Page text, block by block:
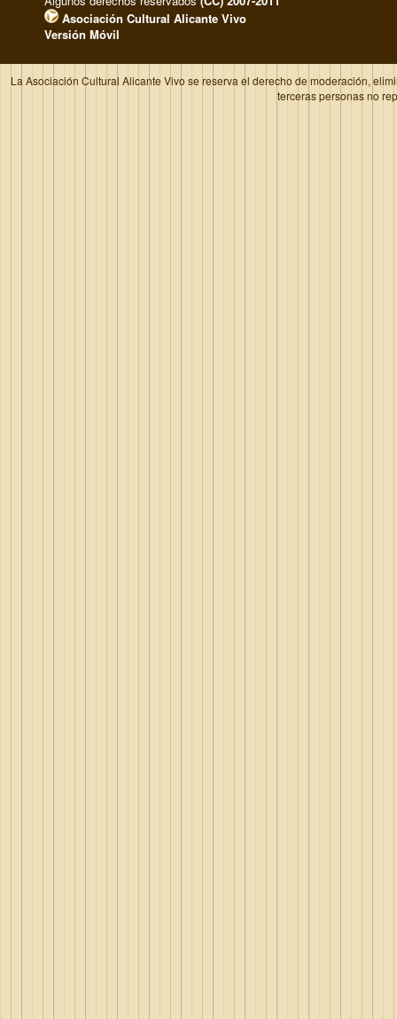
Asociación Cultural Alicante Vivo
Versión Móvil
La Asociación Cultural Alicante Vivo se reserva el derecho de moderación,
terceras personas no